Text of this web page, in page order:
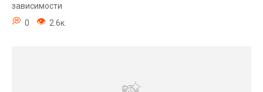
зависимости
0
2.6к.